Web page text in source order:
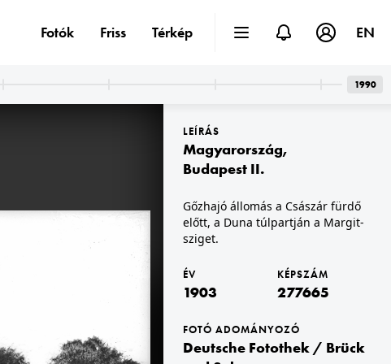
a Királyi Palota (később Budavári Palota) és a Várkert rakpart házsora a pesti oldal felől nézve.
LEÍRÁS
Magyarország,
Budapest II.
Gőzhajó állomás a Császár fürdő
előtt, a Duna túlpartján a Margit-
sziget.
ÉV
1903
KÉPSZÁM
277665
FOTÓ ADOMÁNYOZÓ
Deutsche Fotothek / Brück
Fotók Friss Térkép EN
1990